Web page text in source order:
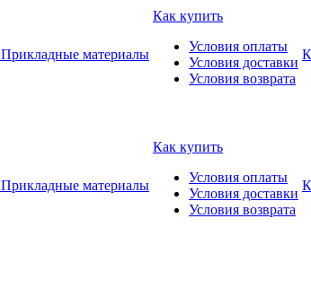
Прикладные материалы
Как купить
Условия оплаты
Условия доставки
Условия возврата
Прикладные материалы
Как купить
Условия оплаты
Условия доставки
Условия возврата